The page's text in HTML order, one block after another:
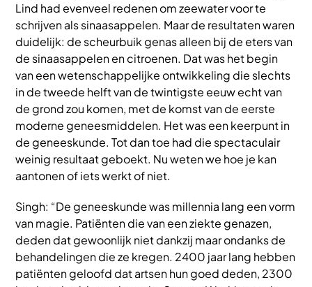
Lind had evenveel redenen om zeewater voor te
schrijven als sinaasappelen. Maar de resultaten waren
duidelijk: de scheurbuik genas alleen bij de eters van
de sinaasappelen en citroenen. Dat was het begin
van een wetenschappelijke ontwikkeling die slechts
in de tweede helft van de twintigste eeuw echt van
de grond zou komen, met de komst van de eerste
moderne geneesmiddelen. Het was een keerpunt in
de geneeskunde. Tot dan toe had die spectaculair
weinig resultaat geboekt. Nu weten we hoe je kan
aantonen of iets werkt of niet.
Singh: “De geneeskunde was millennia lang een vorm
van magie. Patiënten die van een ziekte genazen,
deden dat gewoonlijk niet dankzij maar ondanks de
behandelingen die ze kregen. 2400 jaar lang hebben
patiënten geloofd dat artsen hun goed deden, 2300